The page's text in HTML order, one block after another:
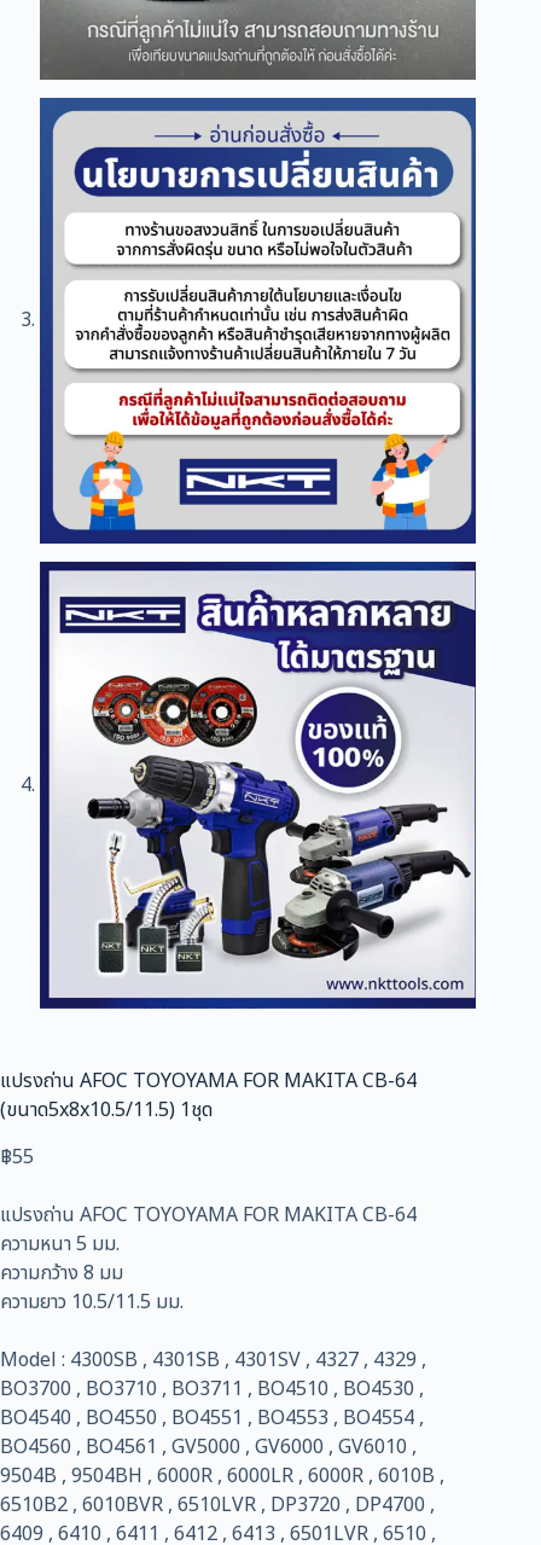
แปรงถ่าน AFOC TOYOYAMA FOR MAKITA CB-64
(ขนาด5x8x10.5/11.5) 1ชุด
฿55
แปรงถ่าน AFOC TOYOYAMA FOR MAKITA CB-64
ความหนา 5 มม.
ความกว้าง 8 มม
ความยาว 10.5/11.5 มม.
Model : 4300SB , 4301SB , 4301SV , 4327 , 4329 ,
BO3700 , BO3710 , BO3711 , BO4510 , BO4530 ,
BO4540 , BO4550 , BO4551 , BO4553 , BO4554 ,
BO4560 , BO4561 , GV5000 , GV6000 , GV6010 ,
9504B , 9504BH , 6000R , 6000LR , 6000R , 6010B ,
6510B2 , 6010BVR , 6510LVR , DP3720 , DP4700 ,
6409 , 6410 , 6411 , 6412 , 6413 , 6501LVR , 6510 ,